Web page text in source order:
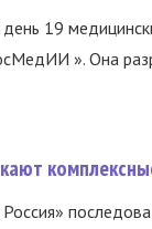
19
». Она